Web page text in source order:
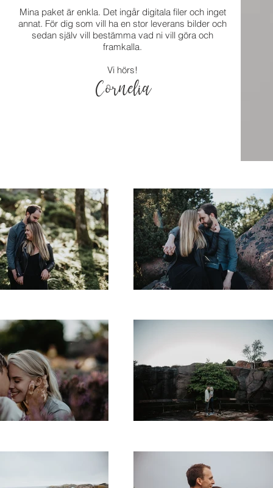
Mina paket är enkla. Det ingår digitala filer och inget
annat. För dig som vill ha en stor leverans bilder och
sedan själv vill bestämma vad ni vill göra och
framkalla.
Vi hörs!
Cornelia